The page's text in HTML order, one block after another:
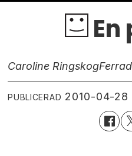
En
Caroline Ringskog
PUBLICERAD 2010-04-28